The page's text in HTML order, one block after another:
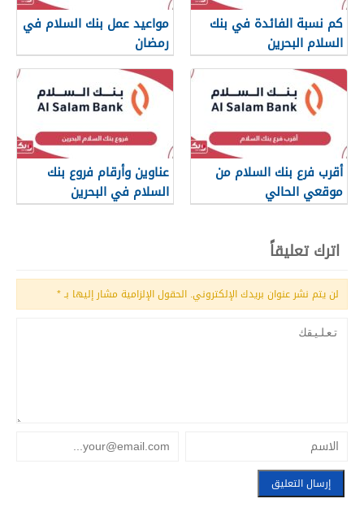
كم نسبة الفائدة في بنك
السلام البحرين
مواعيد عمل بنك السلام في
رمضان
أقرب فرع بنك السلام من
موقعي الحالي
عناوين وأرقام فروع بنك
السلام في البحرين
اترك تعليقاً
لن يتم نشر عنوان بريدك الإلكتروني. الحقول الإلزامية مشار إليها بـ*